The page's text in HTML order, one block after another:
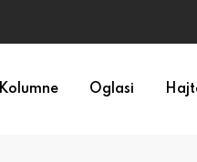
Kolumne Oglasi